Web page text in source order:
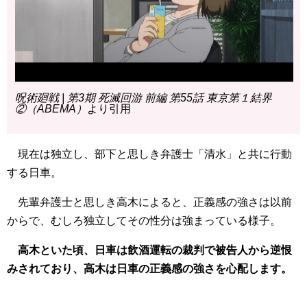
呪術廻戦 | 第3期 死滅回游 前編 第55話 東京第１結界
②（ABEMA）
より引用
現在は独立し、部下と思しき弁護士「清水」と共に行動
する日車。
先輩弁護士と思しき高木によると、正義感の強さは以前
からで、むしろ独立してその性分は強まっている様子。
高木といた頃、日車は飲酒運転の裁判で被告人から逆恨
みされており、高木は日車の正義感の強さを心配します。